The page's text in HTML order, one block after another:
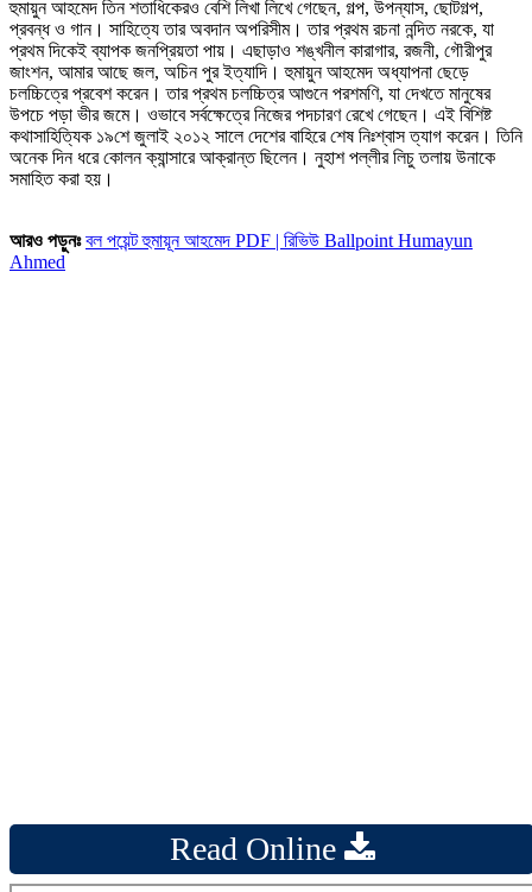
হুমায়ুন আহমেদ তিন শতাধিকেরও বেশি লিখা লিখে গেছেন, গল্প, উপন্যাস, ছোটগল্প,
প্রবন্ধ ও গান। সাহিত্যে তার অবদান অপরিসীম। তার প্রথম রচনা নন্দিত নরকে, যা
প্রথম দিকেই ব্যাপক জনপ্রিয়তা পায়। এছাড়াও শঙ্খনীল কারাগার, রজনী, গৌরীপুর
জাংশন, আমার আছে জল, অচিন পুর ইত্যাদি। হুমায়ুন আহমেদ অধ্যাপনা ছেড়ে
চলচ্চিত্রে প্রবেশ করেন। তার প্রথম চলচ্চিত্র আগুনে পরশমণি, যা দেখতে মানুষের
উপচে পড়া ভীর জমে। ওভাবে সর্বক্ষেত্রে নিজের পদচারণ রেখে গেছেন। এই বিশিষ্ট
কথাসাহিত্যিক ১৯শে জুলাই ২০১২ সালে দেশের বাহিরে শেষ নিঃশ্বাস ত্যাগ করেন। তিনি
অনেক দিন ধরে কোলন ক্যান্সারে আক্রান্ত ছিলেন। নুহাশ পল্লীর লিচু তলায় উনাকে
সমাহিত করা হয়।
আরও পড়ুনঃবল পয়েন্ট হুমায়ূন আহমেদ PDF | রিভিউ Ballpoint Humayun
Ahmed
Read Online